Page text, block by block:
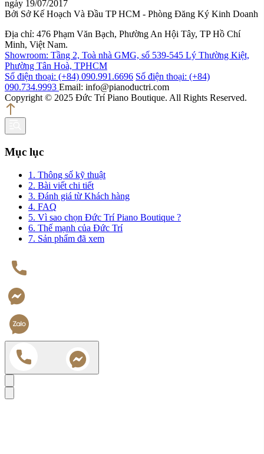
ngày 19/07/2017
Bởi Sở Kế Hoạch Và Đầu TP HCM - Phòng Đăng Ký Kinh Doanh
Địa chỉ: 476 Phạm Văn Bạch, Phường An Hội Tây, TP Hồ Chí
Minh, Việt Nam.
Showroom: Tầng 2, Toà nhà GMG, số 539-545 Lý Thường Kiệt,
Phường Tân Hoà, TPHCM
Số điện thoại: (+84) 090.991.6696 Số điện thoại: (+84)
090.734.9993 Email: info@pianoductri.com
Copyright © 2025 Đức Trí Piano Boutique. All Rights Reserved.
Mục lục
1. Thông số kỹ thuật
2. Bài viết chi tiết
3. Đánh giá từ Khách hàng
4. FAQ
5. Vì sao chọn Đức Trí Piano Boutique ?
6. Thế mạnh của Đức Trí
7. Sản phẩm đã xem